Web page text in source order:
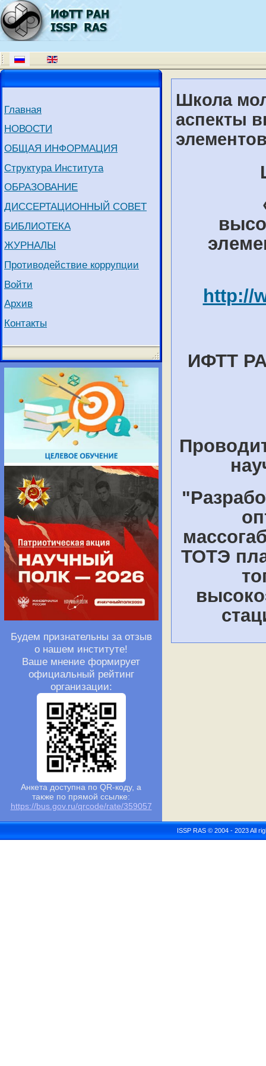
Главная
НОВОСТИ
ОБЩАЯ ИНФОРМАЦИЯ
Структура Института
ОБРАЗОВАНИЕ
ДИССЕРТАЦИОННЫЙ СОВЕТ
БИБЛИОТЕКА
ЖУРНАЛЫ
Противодействие коррупции
Войти
Архив
Контакты
Будем признательны за отзыв
о нашем институте!
Ваше мнение формирует
официальный рейтинг
организации:
Анкета доступна по QR-коду, а
также по прямой ссылке:
https://bus.gov.ru/qrcode/rate/359057
Школа
аспекты
http://
ИФТТ
ТОТЭ
ISSP RAS © 2004 - 2023 All